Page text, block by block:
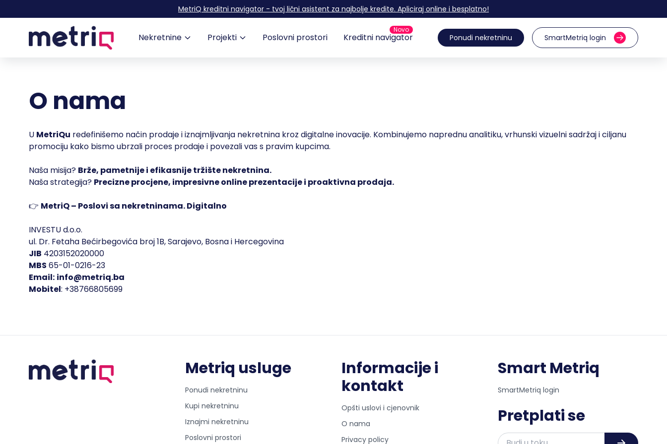
MetriQ kreditni navigator - tvoj lični asistent za najbolje kredite. Apliciraj online i besplatno!
Nekretnine Projekti Poslovni prostori Kreditni navigator
Novo
Ponudi nekretninu SmartMetriq login
O nama
U MetriQu redefinišemo način prodaje i iznajmljivanja nekretnina kroz digitalne inovacije. Kombinujemo naprednu analitiku, vrhunski vizuelni sadržaj i ciljanu
promociju kako bismo ubrzali proces prodaje i povezali vas s pravim kupcima.
Naša misija? Brže, pametnije i efikasnije tržište nekretnina.
Naša strategija? Precizne procjene, impresivne online prezentacije i proaktivna prodaja.
👉 MetriQ – Poslovi sa nekretninama. Digitalno
INVESTU d.o.o.
ul. Dr. Fetaha Bećirbegovića broj 1B, Sarajevo, Bosna i Hercegovina
JIB 4203152020000
MBS 65-01-0216-23
Email: info@metriq.ba
Mobitel: +38766805699
Metriq usluge
Ponudi nekretninu
Kupi nekretninu
Iznajmi nekretninu
Poslovni prostori
Informacije i
kontakt
Opšti uslovi i cjenovnik
O nama
Privacy policy
Smart Metriq
SmartMetriq login
Pretplati se